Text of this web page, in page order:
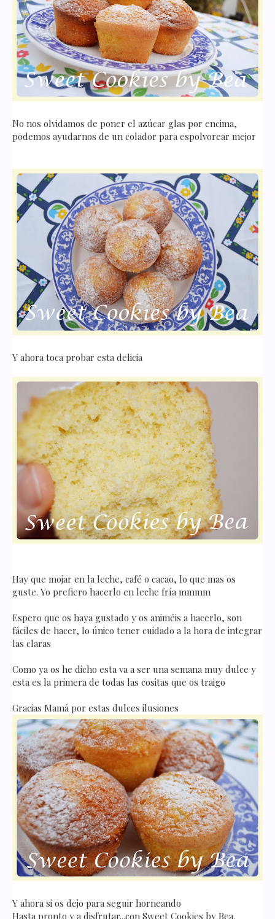
No nos olvidamos de poner el azúcar glas por encima,
podemos ayudarnos de un colador para espolvorear mejor
Y ahora toca probar esta delicia
Hay que mojar en la leche, café o cacao, lo que mas os
guste. Yo prefiero hacerlo en leche fría mmmm
Espero que os haya gustado y os animéis a hacerlo, son
fáciles de hacer, lo único tener cuidado a la hora de integrar
las claras
Como ya os he dicho esta va a ser una semana muy dulce y
esta es la primera de todas las cositas que os traigo
Gracias Mamá por estas dulces ilusiones
Y ahora si os dejo para seguir horneando
Hasta pronto y a disfrutar...con Sweet Cookies by Bea.